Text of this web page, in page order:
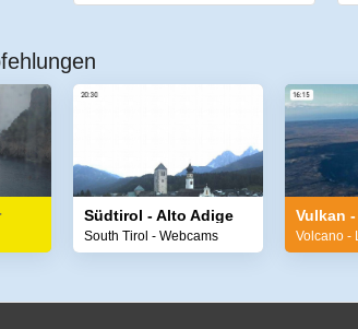
Südtirol - Alto Adige
South Tirol - Webcams
Vulkan
Volcano -